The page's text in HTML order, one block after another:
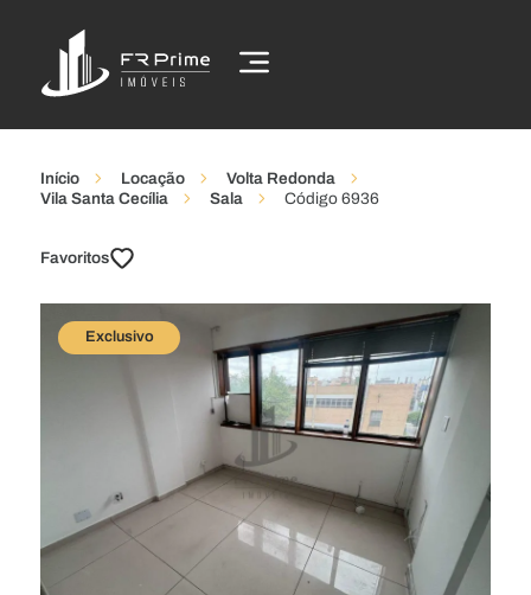
Início Locação
Volta Redonda
Vila Santa Cecília
Sala Código 6936
Favoritos
Exclusivo